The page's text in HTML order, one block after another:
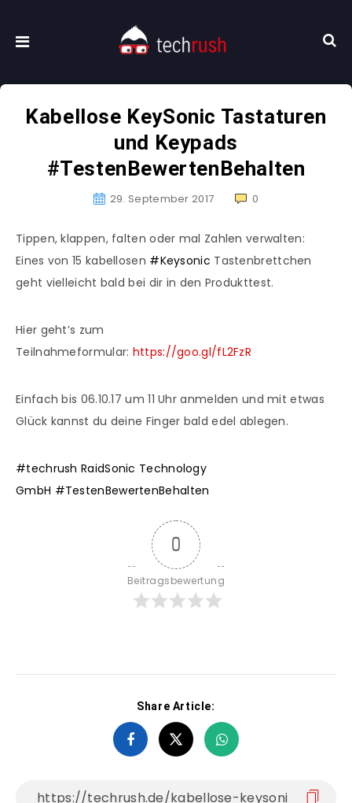
Kabellose KeySonic Tastaturen
und Keypads
#TestenBewertenBehalten
29. September 2017 0
Tippen, klappen, falten oder mal Zahlen verwalten:
Eines von 15 kabellosen #Keysonic Tastenbrettchen
geht vielleicht bald bei dir in den Produkttest.
Hier geht’s zum
Teilnahmeformular: https://goo.gl/fL2FzR
Einfach bis 06.10.17 um 11 Uhr anmelden und mit etwas
Glück kannst du deine Finger bald edel ablegen.
#techrush RaidSonic Technology
GmbH #TestenBewertenBehalten
0
Beitragsbewertung
Share Article: